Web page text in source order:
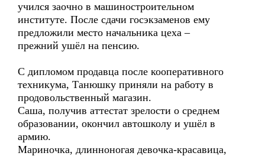
учился заочно в машиностроительном
институте. После сдачи госэкзаменов ему
предложили место начальника цеха –
прежний ушёл на пенсию.
С дипломом продавца после кооперативного
техникума, Танюшку приняли на работу в
продовольственный магазин.
Саша, получив аттестат зрелости о среднем
образовании, окончил автошколу и ушёл в
армию.
Мариночка, длинноногая девочка-красавица,